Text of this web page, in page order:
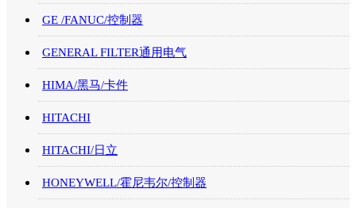
GE /FANUC/控制器
GENERAL FILTER通用电气
HIMA/黑马/卡件
HITACHI
HITACHI/日立
HONEYWELL/霍尼韦尔/控制器